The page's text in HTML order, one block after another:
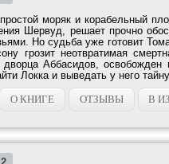
моряк и корабельный
Шервуд, решает прочно
Но судьба уже готовит
грозит неотвратимая
Аббасидов, освобожден
Локка и выведать у него
О КНИГЕ
ОТЗЫВЫ В